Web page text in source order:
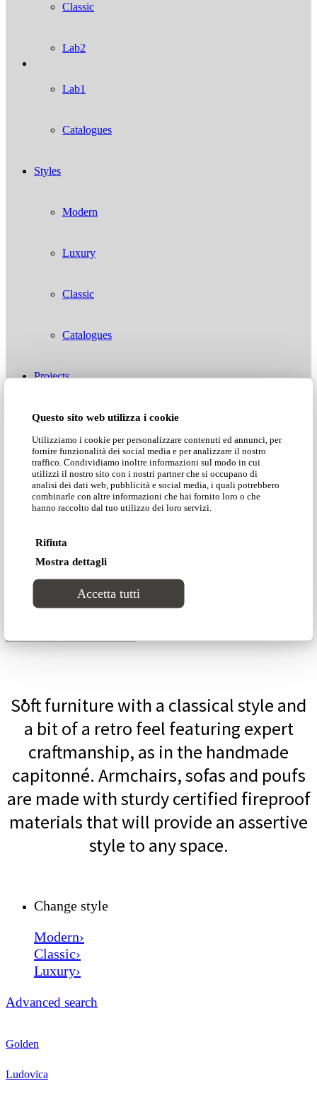
Questo sito web utilizza i cookie
Utilizziamo i cookie per personalizzare contenuti ed annunci, per
fornire funzionalità dei social media e per analizzare il nostro
traffico. Condividiamo inoltre informazioni sul modo in cui
utilizzi il nostro sito con i nostri partner che si occupano di
analisi dei dati web, pubblicità e social media, i quali potrebbero
combinarle con altre informazioni che hai fornito loro o che
hanno raccolto dal tuo utilizzo dei loro servizi.
Rifiuta
Mostra dettagli
Accetta tutti
Classic
Lab2
Lab1
Catalogues
Styles
Modern
Luxury
Classic
Catalogues
Projects
Contacts
Powered by
Soft furniture with a classical style and
a bit of a retro feel featuring expert
craftmanship, as in the handmade
capitonné. Armchairs, sofas and poufs
are made with sturdy certified fireproof
materials that will provide an assertive
style to any space.
Change style
Modern›
Classic›
Luxury›
Advanced search
Golden
Ludovica